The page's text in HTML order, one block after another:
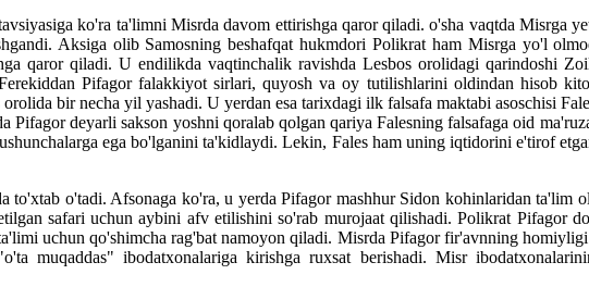
ko'ra ta'limni Misrda davom ettirishga qaror qiladi. o'sha vaqtda Misrga
Aksiga olib Samosning beshafqat hukmdori Polikrat ham Misrga yo'l
qaror qiladi. U endilikda vaqtinchalik ravishda Lesbos orolidagi qarindoshi
Pifagor falakkiyot sirlari, quyosh va oy tutilishlarini oldindan hisob
bir necha yil yashadi. U yerdan esa tarixdagi ilk falsafa maktabi asoschisi
Pifagor deyarli sakson yoshni qoralab qolgan qariya Falesning falsafaga oid
ega bo'lganini ta'kidlaydi. Lekin, Fales ham uning iqtidorini e'tirof
to'xtab o'tadi. Afsonaga ko'ra, u yerda Pifagor mashhur Sidon kohinlaridan
safari uchun aybini afv etilishini so'rab murojaat qilishadi. Polikrat Pifagor
uchun qo'shimcha rag'bat namoyon qiladi. Misrda Pifagor fir'avnning
muqaddas" ibodatxonalariga kirishga ruxsat berishadi. Misr